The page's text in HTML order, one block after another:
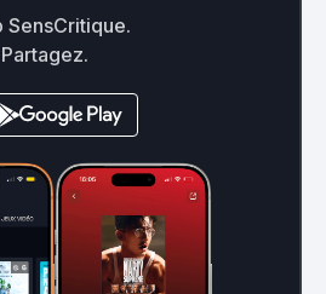
SensCritique.